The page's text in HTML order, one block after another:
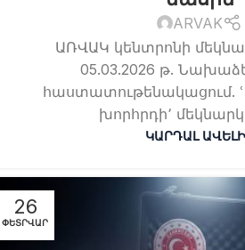
ARVAK
ԱՌՎԱԿ կենտրոնի
05.03.2026 թ.
հաստատութենակացում.
խորհրդի՚
ԿԱՐԴԱԼ
26
ՓԵՏՐՎԱՐ